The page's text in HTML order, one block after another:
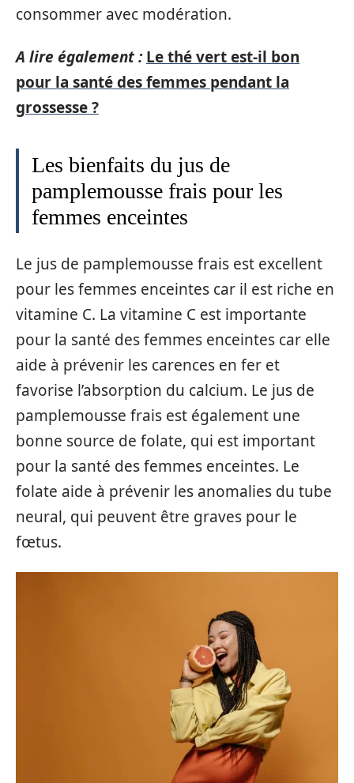
consommer avec modération.
A lire également : Le thé vert est-il bon
pour la santé des femmes pendant la
grossesse ?
Les bienfaits du jus de
pamplemousse frais pour les
femmes enceintes
Le jus de pamplemousse frais est excellent
pour les femmes enceintes car il est riche en
vitamine C. La vitamine C est importante
pour la santé des femmes enceintes car elle
aide à prévenir les carences en fer et
favorise l’absorption du calcium. Le jus de
pamplemousse frais est également une
bonne source de folate, qui est important
pour la santé des femmes enceintes. Le
folate aide à prévenir les anomalies du tube
neural, qui peuvent être graves pour le
fœtus.